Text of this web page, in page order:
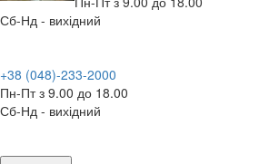
Сб-Нд - вихідний
+38 (048)-233-2000
Пн-Пт з 9.00 до 18.00
Сб-Нд - вихідний